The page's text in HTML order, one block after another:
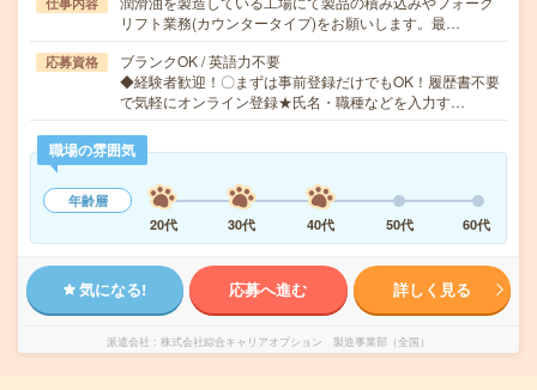
リフト業務(カウンタータイプ)をお願いします。最…
応募資格
ブランクOK / 英語力不要
◆経験者歓迎！〇まずは事前登録だけでもOK！履歴書不要
で気軽にオンライン登録★氏名・職種などを入力す…
職場の雰囲気
年齢層
20代
30代 40代 50代 60代
気になる! 応募へ進む 詳しく見る
派遣会社 株式会社綜合キャリアオプション 製造事業部（全国）